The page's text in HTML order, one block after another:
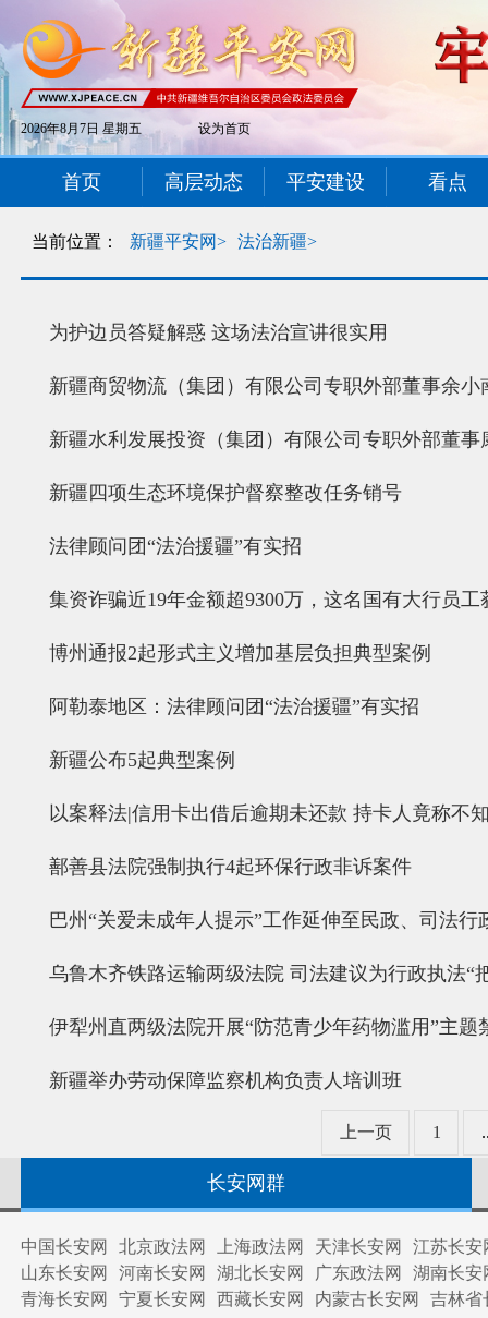
2026年8月7日 星期五 设为首页
首页 高层动态 平安建设 看点
当前位置： 新疆平安网> 法治新疆>
为护边员答疑解惑 这场法治宣讲很实用
新疆商贸物流（集团）有限公司专职外部董事余
新疆水利发展投资（集团）有限公司专职外部董
新疆四项生态环境保护督察整改任务销号
法律顾问团“法治援疆”有实招
集资诈骗近19年金额超9300万，这名国有大行员
博州通报2起形式主义增加基层负担典型案例
阿勒泰地区：法律顾问团“法治援疆”有实招
新疆公布5起典型案例
以案释法|信用卡出借后逾期未还款 持卡人竟称不
鄯善县法院强制执行4起环保行政非诉案件
巴州“关爱未成年人提示”工作延伸至民政、司法行
乌鲁木齐铁路运输两级法院 司法建议为行政执法“
伊犁州直两级法院开展“防范青少年药物滥用”主题
新疆举办劳动保障监察机构负责人培训班
上一页 1
长安网群
中国长安网 北京政法网 上海政法网 天津长安网
江苏长安
山东长安网
河南长安网 湖北长安网 广东政法网
湖南长安
青海长安网
宁夏长安网 西藏长安网 内蒙古长安网 吉林省